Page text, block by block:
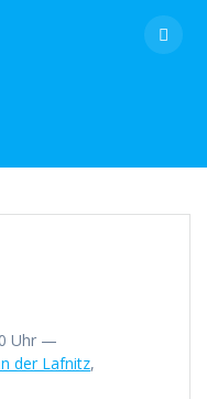
Uhr —
der Lafnitz,